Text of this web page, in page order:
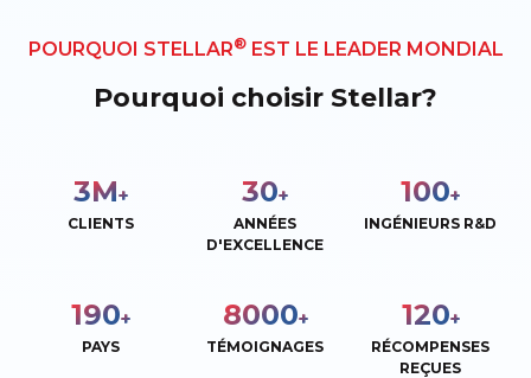
POURQUOI STELLAR®EST LE LEADER MONDIAL
Pourquoi choisir Stellar?
3M+
CLIENTS
30+
ANNÉES
D'EXCELLENCE
100+
INGÉNIEURS R&D
190+
PAYS
8000+
TÉMOIGNAGES
120+
RÉCOMPENSES
REÇUES